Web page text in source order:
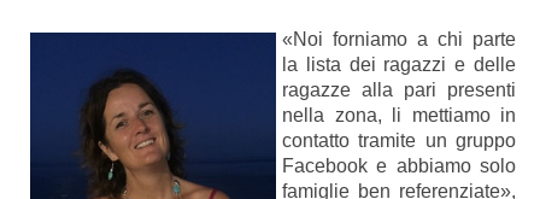
«Noi forniamo a chi parte
la lista dei ragazzi e delle
ragazze alla pari presenti
nella zona, li mettiamo in
contatto tramite un gruppo
Facebook e abbiamo solo
famiglie ben referenziate»,